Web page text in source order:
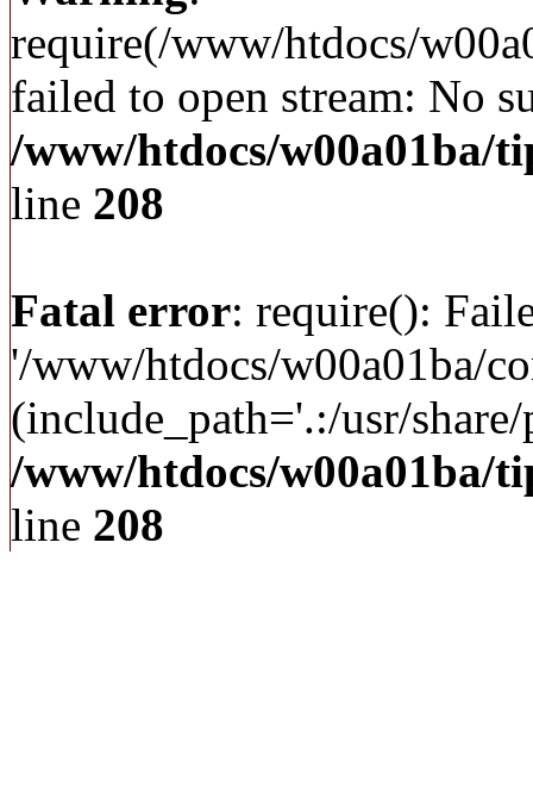
require(/www/htdocs/
failed to open stream: No
/www/htdocs/w00a01ba/
line 208
Fatal error: require():
'/www/htdocs/w00a01ba/
(include_path='.:/usr/
/www/htdocs/w00a01ba/
line 208